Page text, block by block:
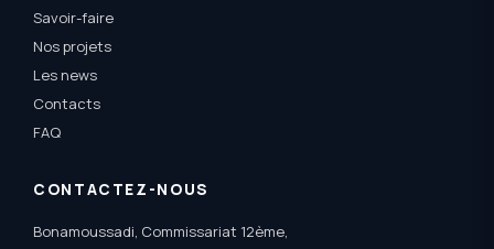
Savoir-faire
Nos projets
Les news
Contacts
FAQ
CONTACTEZ-NOUS
Bonamoussadi, Commissariat 12ème,